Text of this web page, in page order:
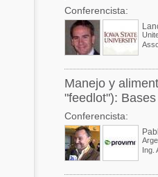
Conferencista:
Manejo y
"feedlot"):
Conferencista: